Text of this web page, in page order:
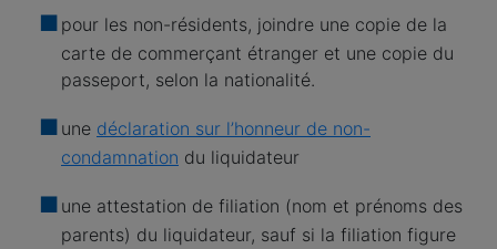
pour les non-résidents, joindre une copie de la
carte de commerçant étranger et une copie du
passeport, selon la nationalité.
une déclaration sur l’honneur de non-
condamnation du liquidateur
une attestation de filiation (nom et prénoms des
parents) du liquidateur, sauf si la filiation figure